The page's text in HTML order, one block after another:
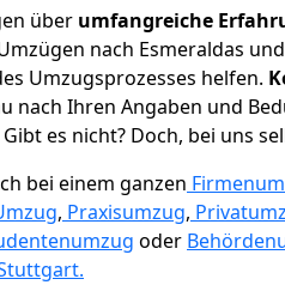
über umfangreiche
nach Esmeraldas
Umzugsprozesses helfen. K
nach Ihren Angaben und
es nicht? Doch, bei uns
bei einem ganzen
, Praxisumzug,
oder